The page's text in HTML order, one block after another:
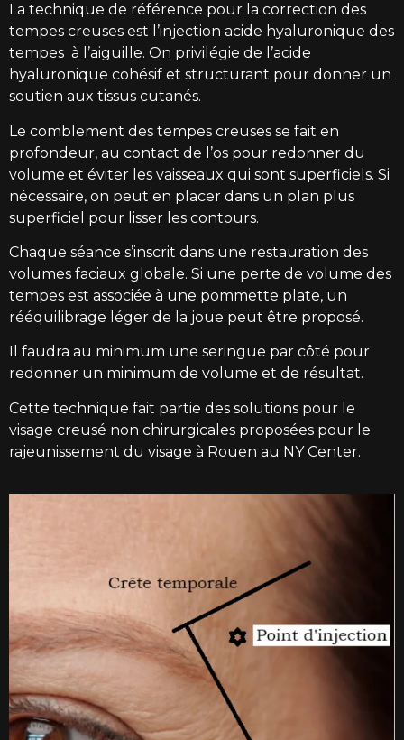
La technique de référence pour la correction des
tempes creuses est l’injection acide hyaluronique des
tempes à l’aiguille. On privilégie de l’acide
hyaluronique cohésif et structurant pour donner un
soutien aux tissus cutanés.
Le comblement des tempes creuses se fait en
profondeur, au contact de l’os pour redonner du
volume et éviter les vaisseaux qui sont superficiels. Si
nécessaire, on peut en placer dans un plan plus
superficiel pour lisser les contours.
Chaque séance s’inscrit dans une restauration des
volumes faciaux globale. Si une perte de volume des
tempes est associée à une pommette plate, un
rééquilibrage léger de la joue peut être proposé.
Il faudra au minimum une seringue par côté pour
redonner un minimum de volume et de résultat.
Cette technique fait partie des solutions pour le
visage creusé non chirurgicales proposées pour le
rajeunissement du visage à Rouen au NY Center.